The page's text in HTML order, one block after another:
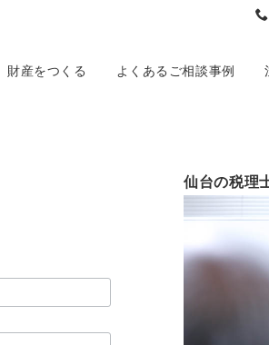
財産をつくる よくあるご相談事例
仙台の税理